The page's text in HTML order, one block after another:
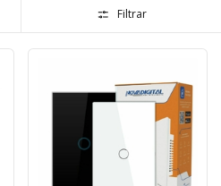
Filtrar